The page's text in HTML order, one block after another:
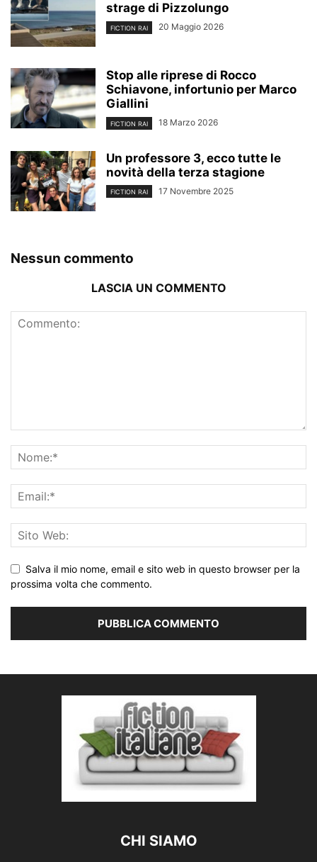
strage di Pizzolungo
FICTION RAI 20 Maggio 2026
Stop alle riprese di Rocco
Schiavone, infortunio per Marco
Giallini
FICTION RAI 18 Marzo 2026
Un professore 3, ecco tutte le
novità della terza stagione
FICTION RAI 17 Novembre 2025
Nessun commento
LASCIA UN COMMENTO
Salva il mio nome, email e sito web in questo browser per la
prossima volta che commento.
CHI SIAMO